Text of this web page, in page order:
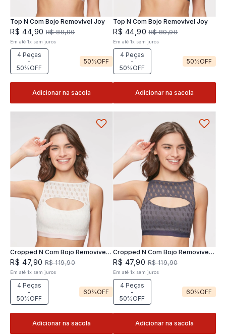
Top N Com Bojo Removível Joy
R$ 44,90 R$ 89,90
Em até1x sem juros
4 Peças
-
50%OFF
50%OFF
Adicionar na sacola
Top N Com Bojo Removível Joy
R$ 44,90 R$ 89,90
Em até 1x sem juros
4 Peças
-
50%OFF
50%OFF
Adicionar na sacola
Cropped N Com Bojo Removivel
Joy
R$ 47, 90 R$ 119,90
Em até1x sem juros
4 Peças
-
50%OFF
60%OFF
Adicionar na sacola
Cropped N Com Bojo Removivel
Joy
R$ 47,90 R$ 119,90
Em até 1x sem juros
4 Peças
-
50%OFF
60%OFF
Adicionar na sacola